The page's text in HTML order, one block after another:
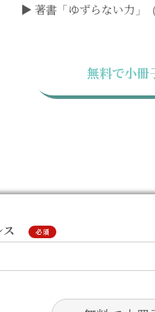
▶ 著書「ゆずらない力」
無料で小冊
ス 必須